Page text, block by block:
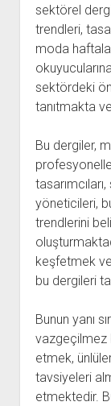
sektörel
trendleri,
moda
sektördeki
tanıtmakta
Bu dergiler,
yöneticileri,
trendlerini
keşfetmek
bu dergileri
Bunun yanı
vazgeçilmez
etmek,
tavsiyeleri
etmektedir.